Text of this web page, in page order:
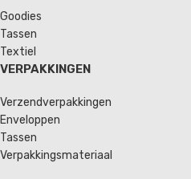
Goodies
Tassen
Textiel
VERPAKKINGEN
Verzendverpakkingen
Enveloppen
Tassen
Verpakkingsmateriaal